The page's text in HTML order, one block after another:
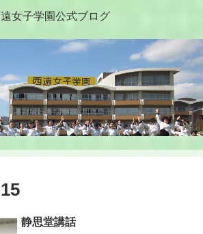
女子学園公式ブログ
静思堂講話